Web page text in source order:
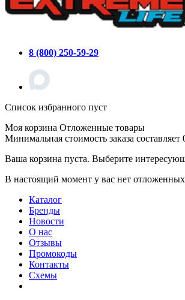
8 (800) 250-59-29
Список избранного пуст
Моя корзина Отложенные товары
Минимальная стоимость заказа
Ваша корзина пуста. Выберите
В настоящий момент у вас нет отложенных
Каталог
Бренды
Новости
О нас
Отзывы
Промокоды
Контакты
Схемы